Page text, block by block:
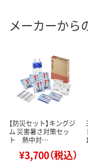
メーカーから
【防災セット】キングジ
ム 災害暑さ対策セッ
ト 熱中対…
¥3,700（税込）